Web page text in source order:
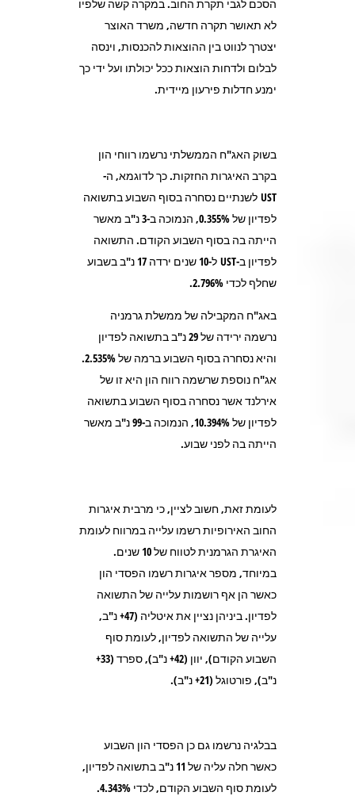
הסכם לגבי תקרת החוב. במקרה קשה שלפיו
לא תאושר תקרה חדשה, משרד האוצר
יצטרך לנווט בין ההוצאות להכנסות, וינסה
לבלום ולדחות הוצאות ככל יכולתו ועל ידי כך
ימנע חדלות פירעון מיידית.
בשוק האג"ח הממשלתי נרשמו רווחי הון
בקרב האיגרות החזקות. כך לדוגמא, ה-
UST לשנתיים נסחרה בסוף השבוע בתשואה
לפדיון של 0.355%, הנמוכה ב-3 נ"ב מאשר
הייתה בה בסוף השבוע הקודם. התשואה
לפדיון ב-UST ל-10 שנים ירדה 17 נ"ב בשבוע
שחלף לכדי 2.796%.
באג"ח המקבילה של ממשלת גרמניה
נרשמה ירידה של 29 נ"ב בתשואה לפדיון
והיא נסחרה בסוף השבוע ברמה של 2.535%.
אג"ח נוספת שרשמה רווח הון היא זו של
אירלנד אשר נסחרה בסוף השבוע בתשואה
לפדיון של 10.394%, הנמוכה ב-99 נ"ב מאשר
הייתה בה לפני שבוע.
לעומת זאת, חשוב לציין, כי מרבית איגרות
החוב האירופיות רשמו עלייה במרווח לעומת
האיגרת הגרמנית לטווח של 10 שנים.
במיוחד, מספר איגרות רשמו הפסדי הון
כאשר הן אף רושמות עלייה של התשואה
לפדיון. ביניהן נציין את איטליה (47+ נ"ב,
עלייה של התשואה לפדיון, לעומת סוף
השבוע הקודם), יוון (42+ נ"ב), ספרד (33+
נ"ב), פורטוגל (21+ נ"ב).
בבלגיה נרשמו גם כן הפסדי הון השבוע
כאשר חלה עליה של 11 נ"ב בתשואה לפדיון,
לעומת סוף השבוע הקודם, לכדי 4.343%.